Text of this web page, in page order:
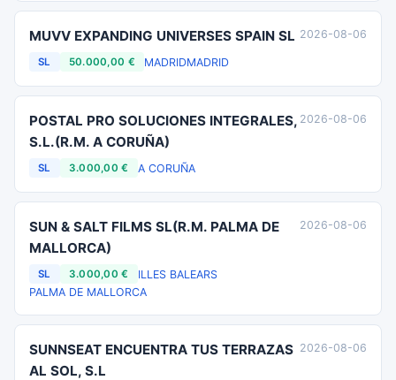
MUVV EXPANDING UNIVERSES SPAIN SL
SL 50.000,00 € MADRIDMADRID
2026-08-06
POSTAL PRO SOLUCIONES INTEGRALES,
S.L.(R.M. A CORUÑA)
SL 3.000,00 € A CORUÑA
2026-08-06
SUN & SALT FILMS SL(R.M. PALMA DE
MALLORCA)
SL 3.000,00 €
ILLES BALEARS
PALMA DE MALLORCA
2026-08-06
SUNNSEAT ENCUENTRA TUS TERRAZAS
AL SOL, S.L
2026-08-06